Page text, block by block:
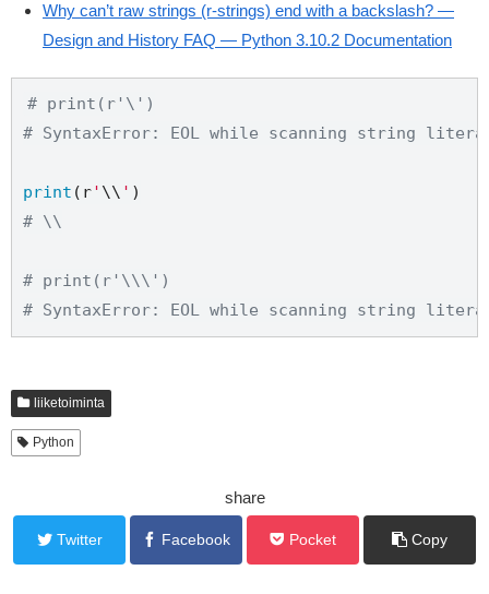
Why can’t raw strings (r-strings) end with a backslash? —
Design and History FAQ — Python 3.10.2 Documentation
# print(r'\')
# SyntaxError: EOL while scanning string
print ( r' \\ '
# \\
# print(r'\\\')
# SyntaxError: EOL while scanning string
liiketoiminta
Python
share
Twitter Facebook Pocket Copy